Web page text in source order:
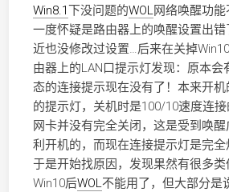
Win8.1下没问题的WOL网络唤醒功能
一度怀疑是路由器上的唤醒设置出
近也没修改过设置…后来在关掉
由器上的LAN口提示灯发现：原本会
态的连接提示现在没有了！本来开
的提示灯，关机时是100/10速度连
网卡并没有完全关闭，这是受到唤
利开机的，而现在连接提示灯是完全
于是开始找原因，发现果然有很多
Win10后WOL不能用了，但大部分是